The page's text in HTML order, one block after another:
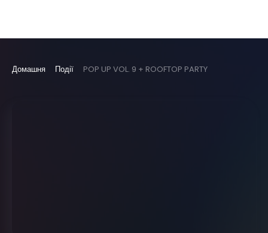
Домашня Події POP UP VOL. 9 + ROOFTOP PARTY